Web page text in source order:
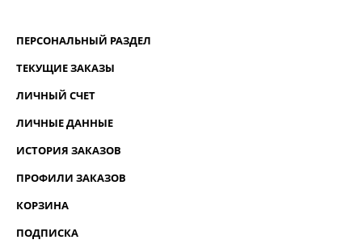
ПЕРСОНАЛЬНЫЙ РАЗДЕЛ
ТЕКУЩИЕ ЗАКАЗЫ
ЛИЧНЫЙ СЧЕТ
ЛИЧНЫЕ ДАННЫЕ
ИСТОРИЯ ЗАКАЗОВ
ПРОФИЛИ ЗАКАЗОВ
КОРЗИНА
ПОДПИСКА